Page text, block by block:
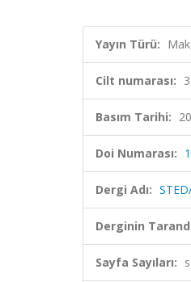
Yayın Türü:
Cilt numarası:
Basım Tarihi:
Doi Numarası:
Dergi Adı:
Derginin
Sayfa Sayıları: